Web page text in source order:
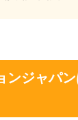
ンジャパ